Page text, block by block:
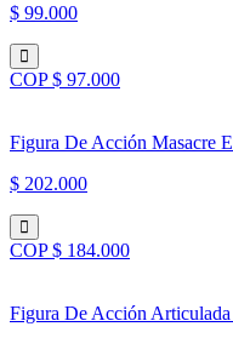
$ 99.000
COP $ 97.000
Figura De Acción Masacre
$ 202.000
COP $ 184.000
Figura De Acción